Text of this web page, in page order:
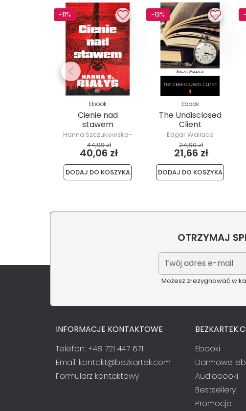
-11%
Ebook
Cienie nad
stawem
Hanna Szczukowska-
Białys
44,99 zł
40,06 zł
DODAJ DO KOSZYKA
-13%
Ebook
The Undisclosed
Client
Edgar Wallace
24,90 zł
21,66 zł
DODAJ DO KOSZYKA
OTRZYMAJ
Możesz zrezygnować w
INFORMACJE KONTAKTOWE
Telefon: +48 721 447 671
Email: kontakt@bezkartek.com
Formularz kontaktowy
Ebooki
Darmowe
Audiobooki
Bestsellery
Promocje